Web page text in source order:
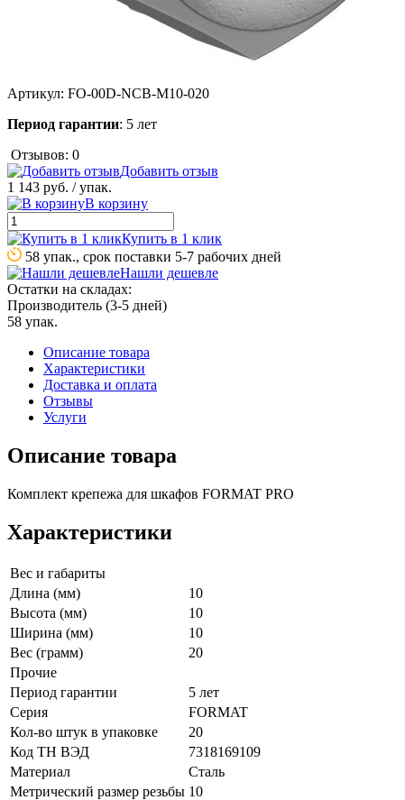
Артикул: FO-00D-NCB-M10-020
Период гарантии: 5 лет
Отзывов: 0
Добавить отзыв
1 143 руб. / упак.
В корзину
Купить в 1 клик
58 упак., срок поставки 5-7 рабочих дней
Нашли дешевле
Остатки на складах:
Производитель (3-5 дней)
58 упак.
Описание товара
Характеристики
Доставка и оплата
Отзывы
Услуги
Описание товара
Комплект крепежа для шкафов FORMAT PRO
Характеристики
Вес и габариты
Длина (мм)
10
Высота (мм)
10
Ширина (мм)
10
Вес (грамм)
20
Прочие
Период гарантии
5 лет
Серия
FORMAT
Кол-во штук в упаковке
20
Код ТН ВЭД
7318169109
Материал
Сталь
Метрический размер резьбы 10